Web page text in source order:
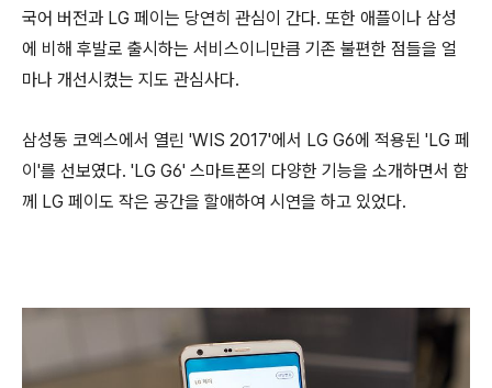
국어 버전과 LG 페이는 당연히 관심이 간다. 또한 애플이나 삼성
에 비해 후발로 출시하는 서비스이니만큼 기존 불편한 점들을 얼
마나 개선시켰는 지도 관심사다.
삼성동 코엑스에서 열린 'WIS 2017'에서 LG G6에 적용된 'LG 페
이'를 선보였다. 'LG G6' 스마트폰의 다양한 기능을 소개하면서 함
께 LG 페이도 작은 공간을 할애하여 시연을 하고 있었다.